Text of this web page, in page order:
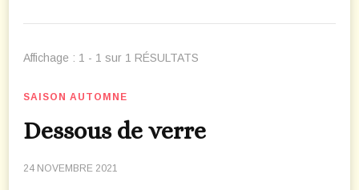
Affichage : 1 - 1 sur 1 RÉSULTATS
SAISON AUTOMNE
Dessous de verre
24 NOVEMBRE 2021